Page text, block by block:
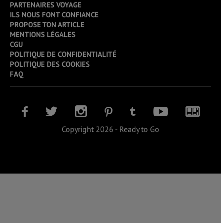
PARTENAIRES VOYAGE
ILS NOUS FONT CONFIANCE
PROPOSE TON ARTICLE
MENTIONS LÉGALES
CGU
POLITIQUE DE CONFIDENTIALITÉ
POLITIQUE DES COOKIES
FAQ
Copyright 2026 - Ready to Go